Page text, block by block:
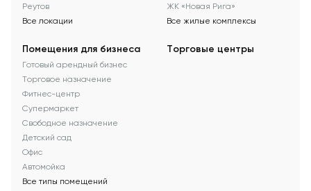
Реутов
Все локации
ЖК «Новая Рига»
Все жилые комплексы
Помещения для бизнеса
Готовый арендный бизнес
Торговое назначение
Фитнес-центр
Супермаркет
Свободное назначение
Детский сад
Офис
Автомойка
Все типы помещений
Торговые центры